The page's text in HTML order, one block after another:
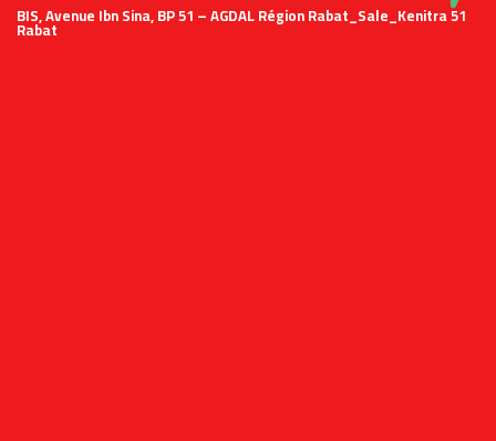
51 BIS, Avenue Ibn Sina, BP 51 – AGDAL Région Rabat_Sale_Kenitra
Rabat